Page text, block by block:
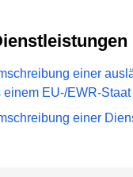
einer
EU-/EWR-Staat
einer